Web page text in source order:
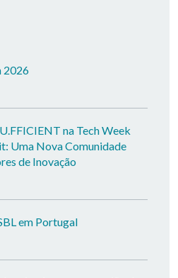
2026
na Tech Week
Uma Nova Comunidade
de Inovação
em Portugal